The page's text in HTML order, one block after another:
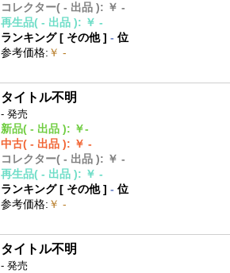
コレクター( - 出品 ): ￥ -
再生品( - 出品 ): ￥ -
ランキング [ その他]- 位
参考価格: ￥ -
タイトル不明
- 発売
新品( - 出品 ): ￥-
中古( - 出品 ): ￥ -
コレクター( - 出品 ): ￥ -
再生品( - 出品 ): ￥ -
ランキング [ その他]- 位
参考価格: ￥ -
タイトル不明
- 発売